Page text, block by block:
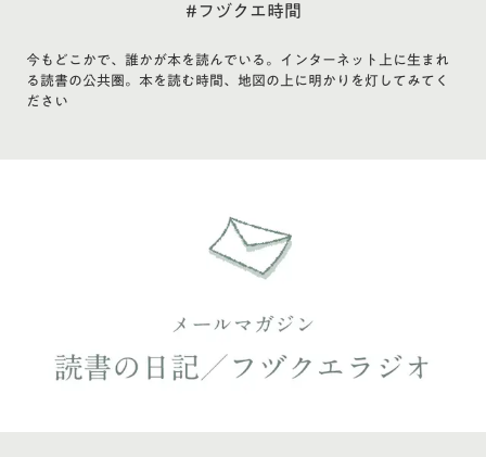
#フヅクエ時間
今もどこかで、誰かが本を読んでいる。インターネット上に生まれ
る読書の公共圏。本を読む時間、地図の上に明かりを灯してみてく
ださい